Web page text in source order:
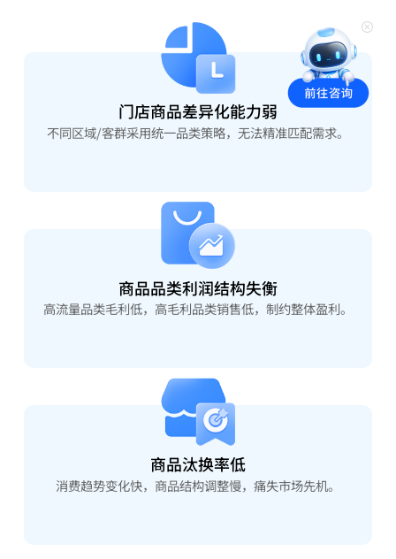
门店商品差异化能力弱
不同区域/客群采用统一品类策略，无法精准匹配需求。
商品品类利润结构失衡
高流量品类毛利低，高毛利品类销售低，制约整体盈利。
商品汰换率低
消费趋势变化快，商品结构调整慢，痛失市场先机。